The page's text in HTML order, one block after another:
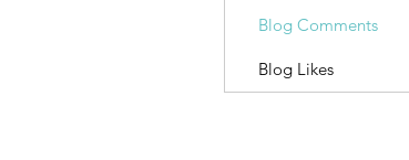
Blog Comments
Blog Likes